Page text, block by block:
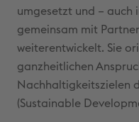
umgesetzt und – auch
gemeinsam mit
weiterentwickelt. Sie
ganzheitlichen
Nachhaltigkeitszielen
(Sustainable